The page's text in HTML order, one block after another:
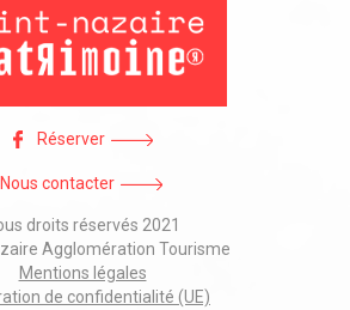
Réserver
Nous contacter
droits réservés 2021
Agglomération Tourisme
Mentions légales
de confidentialité (UE)